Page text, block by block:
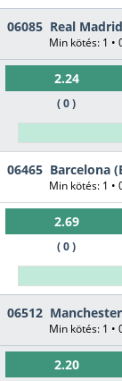
06085 Real
Min kötés: 1 •
2.24
( 0 )
06465 Barcelona
Min kötés: 1 •
2.69
( 0 )
06512
Min kötés: 1 •
2.20